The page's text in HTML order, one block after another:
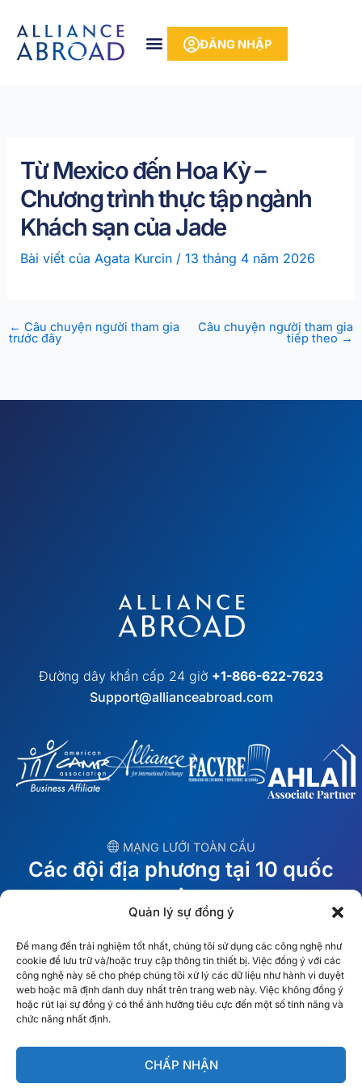
Quản lý sự đồng ý
Để mang đến trải nghiệm tốt nhất, chúng tôi sử dụng các công nghệ như
cookie để lưu trữ và/hoặc truy cập thông tin thiết bị. Việc đồng ý với các
công nghệ này sẽ cho phép chúng tôi xử lý các dữ liệu như hành vi duyệt
web hoặc mã định danh duy nhất trên trang web này. Việc không đồng ý
hoặc rút lại sự đồng ý có thể ảnh hưởng tiêu cực đến một số tính năng và
chức năng nhất định.
CHẤP NHẬN
nội
dung
qua
ĐĂNG NHẬP
Từ Mexico đến Hoa Kỳ –
Chương trình thực tập ngành
Khách sạn của Jade
Bài viết của Agata Kurcin/ 13 tháng 4 năm 2026
← Câu chuyện người tham gia
trước đây
Câu chuyện người tham gia
tiếp theo→
Đường dây khẩn cấp 24 giờ +1-866-622-7623
Support@allianceabroad.com
︎ MẠNG LƯỚI TOÀN CẦU
Các đội địa phương tại 10 quốc
gia
MỸ
Dubai
México
España
Ireland
Ba Lan
Úc
S. Châu Phi